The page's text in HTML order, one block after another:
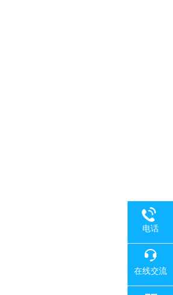
电话
在线交流